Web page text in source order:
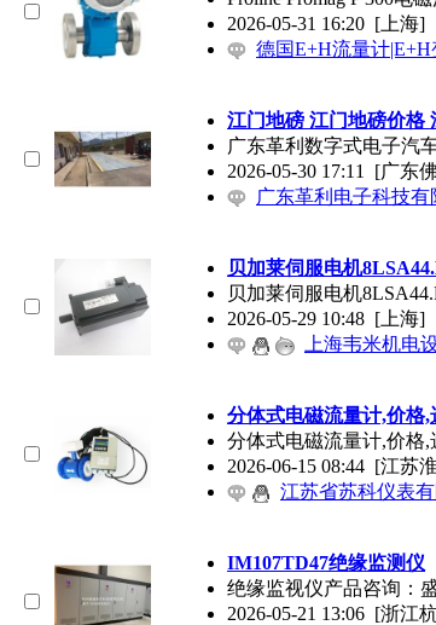
2026-05-31 16:20 [上海]
德国E+H流量计|E+H
江门地磅 江门地磅价格
广东革利数字式电子汽
2026-05-30 17:11 [广东
广东革利电子科技有
贝加莱伺服电机
贝加莱伺服电机
2026-05-29 10:48 [上海]
上海韦米机电
分体式电磁流量计,价格,
分体式电磁流量计,价格,
2026-06-15 08:44 [江苏
江苏省苏科仪表有
IM107TD47绝缘监测仪
绝缘监视仪产品咨询：
2026-05-21 13:06 [浙江